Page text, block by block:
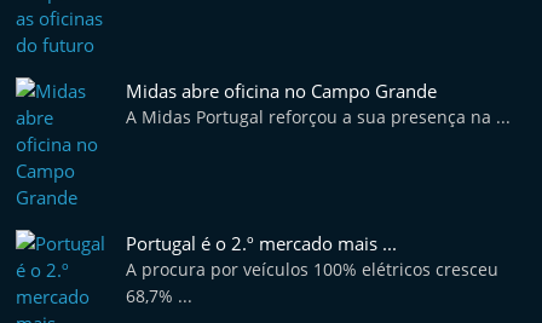
r
a
l
Midas abre oficina no Campo Grande
A Midas Portugal reforçou a sua presença na ...
Portugal é o 2.º mercado mais ...
A procura por veículos 100% elétricos cresceu
68,7% ...